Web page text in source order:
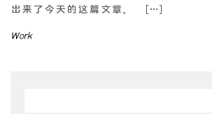
出来了今天的这篇文章。 […]
Work